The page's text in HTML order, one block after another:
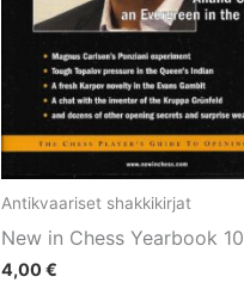
Antikvaariset shakkikirjat
New in Chess Yearbook
4,00€